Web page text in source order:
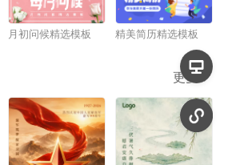
月初问候精选模板 精美简历精选模板
更多